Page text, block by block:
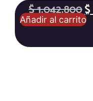
$1.042.800$
Añadir al carrito